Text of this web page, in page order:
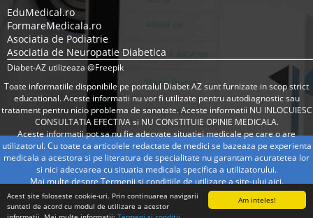
Am inteles!
Acest site foloseste cookie-uri. Prin continuarea navigarii
sunteti de acord cu modul de utilizare a acestor
EduMedical.ro
FormareMedicala.ro
Asociatia de Podiatrie
Asociatia de Neuropatie Diabetica
Diabet-AZ utilizeaza @Freepik
Toate informatiile disponibile pe portalul Diabet AZ sunt furnizate in scop strict
educational. Aceste informatii nu vor fi utilizate pentru autodiagnostic sau
tratament pentru nicio problema de sanatate. Aceste informatii NU INLOCUIESC
CONSULTATIA EFECTIVA si NU CONSTITUIE OPINIE MEDICALA.
Aceste informatii pot sa nu fie adecvate situatiei medicale pe care o are
utilizatorul. Cu toate ca articolele redactate de medici se bazeaza pe experienta
medicala a acestora si pe literatura de specialitate nu garantam acuratetea lor
si nici adecvarea cu situatia medicala specifica a utilizatorului.
Mai multe despre Termenii si conditiile de utilizare a site-uluiaici.